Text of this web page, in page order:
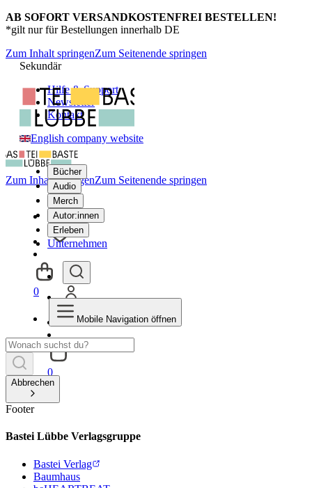
AB SOFORT VERSANDKOSTENFREI BESTELLEN!
*gilt nur für Bestellungen innerhalb DE
Zum Inhalt springenZum Seitenende springen
Sekundär
Hilfe & Support
Newsletter
Kontakt
English company website
Bücher
Audio
Merch
Autor:innen
Erleben
Unternehmen
0
Zum Inhalt springenZum Seitenende springen
0
Mobile Navigation öffnen
Abbrechen
Footer
Bastei Lübbe Verlagsgruppe
Bastei Verlag
Baumhaus